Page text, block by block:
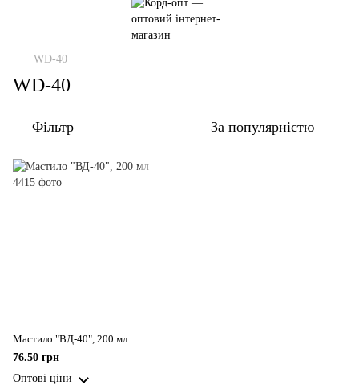
WD-40
WD-40
Фільтр За популярністю
Мастило "ВД-40", 200 мл
76.50 грн
Оптові ціни